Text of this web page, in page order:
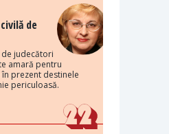
de
de judecători
amară pentru
prezent destinele
periculoasă.